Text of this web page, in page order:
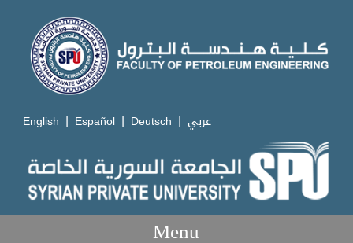
English | Español | Deutsch | عربي
Menu